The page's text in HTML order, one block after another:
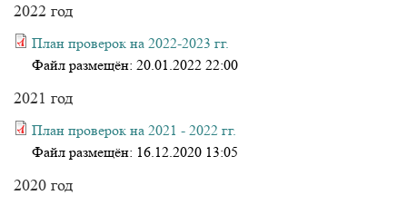
2022 год
План проверок на 2022-2023 гг.
Файл размещён: 20.01.2022 22:00
2021 год
План проверок на 2021 - 2022 гг.
Файл размещён: 16.12.2020 13:05
2020 год